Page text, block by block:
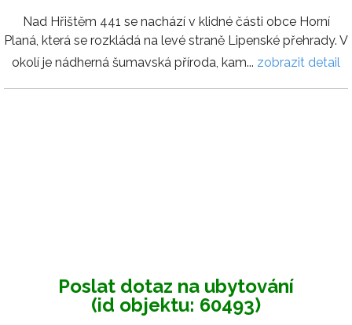
Nad Hřištěm 441 se nachází v klidné části obce Horní
Planá, která se rozkládá na levé straně Lipenské přehrady. V
okolí je nádherná šumavská příroda, kam... zobrazit detail
Poslat dotaz na ubytování
(id objektu: 60493)